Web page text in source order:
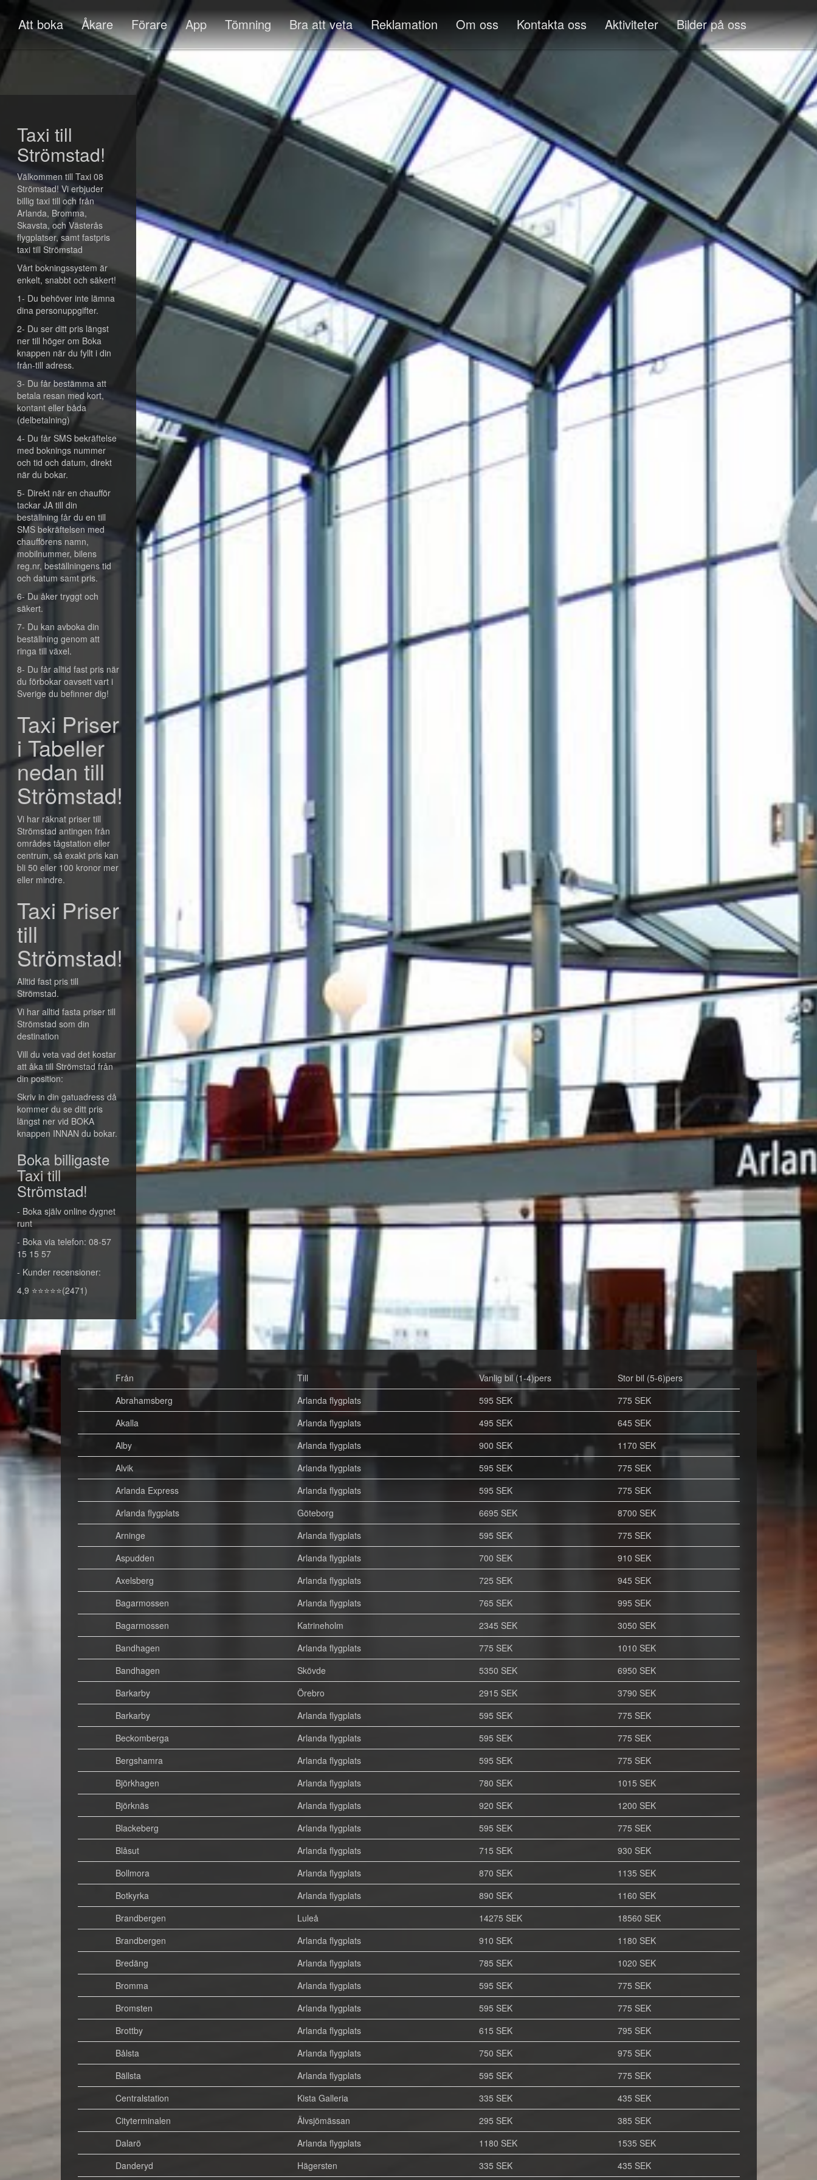
Att boka Åkare Förare App Tömning Bra att veta Reklamation Om oss Kontakta oss Aktiviteter Bilder på oss
Taxi till
Strömstad!
Välkommen till Taxi 08
Strömstad! Vi erbjuder
billig taxi till och från
Arlanda, Bromma,
Skavsta, och Västerås
flygplatser, samt fastpris
taxi till Strömstad
Vårt bokningssystem är
enkelt, snabbt och säkert!
1- Du behöver inte lämna
dina personuppgifter.
2- Du ser ditt pris längst
ner till höger om Boka
knappen när du fyllt i din
från-till adress.
3- Du får bestämma att
betala resan med kort,
kontant eller båda
(delbetalning)
4- Du får SMS bekräftelse
med boknings nummer
och tid och datum, direkt
när du bokar.
5- Direkt när en chaufför
tackar JA till din
beställning får du en till
SMS bekräftelsen med
chaufförens namn,
mobilnummer, bilens
reg.nr, beställningens tid
och datum samt pris.
6- Du åker tryggt och
säkert.
7- Du kan avboka din
beställning genom att
ringa till växel.
8- Du får alltid fast pris när
du förbokar oavsett vart i
Sverige du befinner dig!
Taxi Priser
i Tabeller
nedan till
Strömstad!
Vi har räknat priser till
Strömstad antingen från
områdes tågstation eller
centrum, så exakt pris kan
bli 50 eller 100 kronor mer
eller mindre.
Taxi Priser
till
Strömstad!
Alltid fast pris till
Strömstad.
Vi har alltid fasta priser till
Strömstad som din
destination
Vill du veta vad det kostar
att åka till Strömstad från
din position:
Skriv in din gatuadress då
kommer du se ditt pris
längst ner vid BOKA
knappen INNAN du bokar.
Boka billigaste
Taxi till
Strömstad!
- Boka själv online dygnet
runt
- Boka via telefon: 08-57
15 15 57
- Kunder recensioner:
4,9 ⭐⭐⭐⭐⭐(2471)
Från Till Vanlig bil (1-4)pers
Stor bil (5-6)pers
Abrahamsberg
Arlanda flygplats 595 SEK
775 SEK
Akalla
Arlanda flygplats 495 SEK
645 SEK
Alby
Arlanda flygplats 900 SEK
1170 SEK
Alvik
Arlanda flygplats 595 SEK
775 SEK
Arlanda Express
Arlanda flygplats 595 SEK
775 SEK
Arlanda flygplats
Göteborg 6695 SEK
8700 SEK
Arninge
Arlanda flygplats 595 SEK
775 SEK
Aspudden
Arlanda flygplats 700 SEK
910 SEK
Axelsberg
Arlanda flygplats 725 SEK
945 SEK
Bagarmossen
Arlanda flygplats 765 SEK
995 SEK
Bagarmossen
Katrineholm 2345 SEK
3050 SEK
Bandhagen
Arlanda flygplats 775 SEK
1010 SEK
Bandhagen
Skövde 5350 SEK
6950 SEK
Barkarby
Örebro 2915 SEK
3790 SEK
Barkarby
Arlanda flygplats 595 SEK
775 SEK
Beckomberga
Arlanda flygplats 595 SEK
775 SEK
Bergshamra
Arlanda flygplats 595 SEK
775 SEK
Björkhagen
Arlanda flygplats 780 SEK
1015 SEK
Björknäs
Arlanda flygplats 920 SEK
1200 SEK
Blackeberg
Arlanda flygplats 595 SEK
775 SEK
Blåsut
Arlanda flygplats 715 SEK
930 SEK
Bollmora
Arlanda flygplats 870 SEK
1135 SEK
Botkyrka
Arlanda flygplats 890 SEK
1160 SEK
Brandbergen
Luleå 14275 SEK
18560 SEK
Brandbergen
Arlanda flygplats 910 SEK
1180 SEK
Bredäng
Arlanda flygplats 785 SEK
1020 SEK
Bromma
Arlanda flygplats 595 SEK
775 SEK
Bromsten
Arlanda flygplats 595 SEK
775 SEK
Brottby
Arlanda flygplats 615 SEK
795 SEK
Bålsta
Arlanda flygplats 750 SEK
975 SEK
Bällsta
Arlanda flygplats 595 SEK
775 SEK
Centralstation
Kista Galleria 335 SEK
435 SEK
Cityterminalen
Älvsjömässan 295 SEK
385 SEK
Dalarö
Arlanda flygplats 1180 SEK
1535 SEK
Danderyd
Hägersten 335 SEK 435 SEK